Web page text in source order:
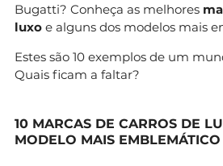
Bugatti? Conheça as melhores
luxo e alguns dos modelos mais
Estes são 10 exemplos de um
Quais ficam a faltar?
10 MARCAS DE CARROS DE
MODELO MAIS EMBLEMÁTICO